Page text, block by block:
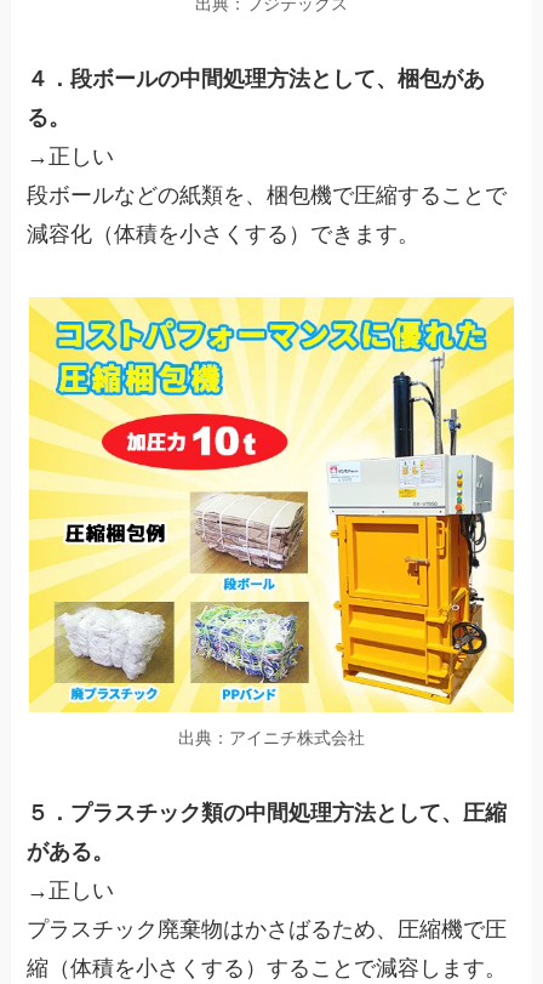
４．段ボールの中間処理方法として、梱包があ
る。
→正しい
段ボールなどの紙類を、梱包機で圧縮することで
減容化（体積を小さくする）できます。
出典：アイニチ株式会社
５．プラスチック類の中間処理方法として、圧縮
がある。
→正しい
プラスチック廃棄物はかさばるため、圧縮機で圧
縮（体積を小さくする）することで減容します。